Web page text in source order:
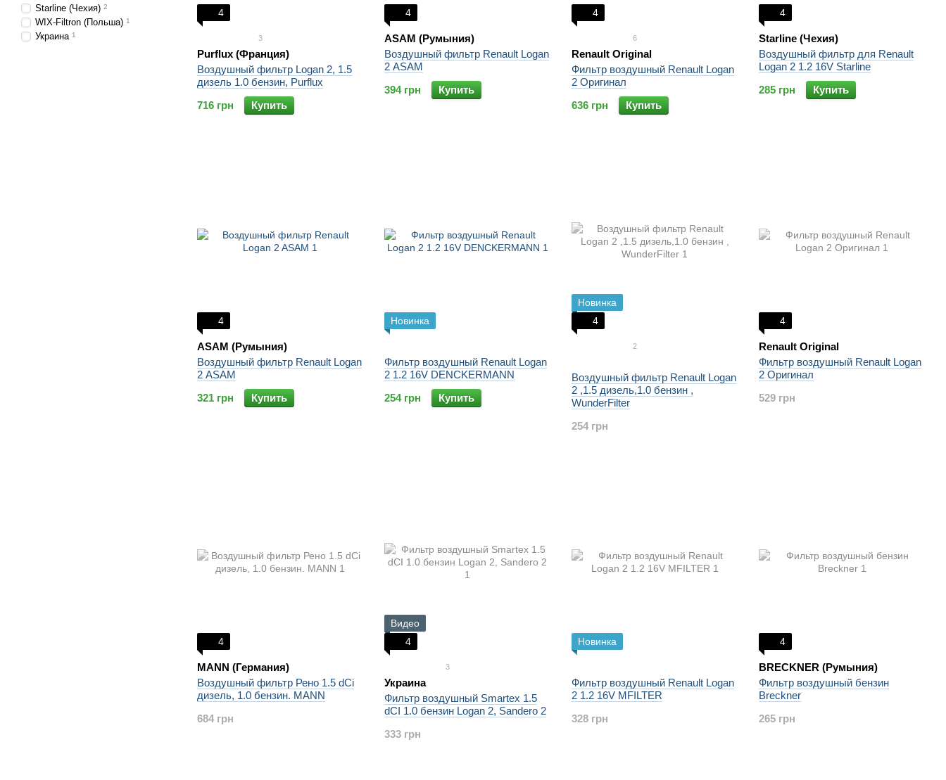
4
3
Purflux (Франция)
Воздушный фильтр Logan 2, 1.5
дизель 1.0 бензин, Purflux
716 грн
Купить
4
ASAM (Румыния)
Воздушный фильтр Renault Logan
2 ASAM
394 грн
Купить
4
6
Renault Original
Фильтр воздушный Renault Logan
2 Оригинал
636 грн
Купить
4
Starline (Чехия)
Воздушный фильтр для Renault
Logan 2 1.2 16V Starline
285 грн
Купить
4
ASAM (Румыния)
Воздушный фильтр Renault Logan
2 ASAM
321 грн
Купить
Новинка
Фильтр воздушный Renault Logan
2 1.2 16V DENCKERMANN
254 грн
Купить
Новинка
4
2
Воздушный фильтр Renault Logan
2 ,1.5 дизель,1.0 бензин ,
WunderFilter
254 грн
4
Renault Original
Фильтр воздушный Renault Logan
2 Оригинал
529 грн
4
MANN (Германия)
Воздушный фильтр Рено 1.5 dCi
дизель, 1.0 бензин. MANN
684 грн
Видео
4
3
Украина
Фильтр воздушный Smartex 1.5
dCI 1.0 бензин Logan 2, Sandero 2
333 грн
Новинка
Фильтр воздушный Renault Logan
2 1.2 16V MFILTER
328 грн
4
BRECKNER (Румыния)
Фильтр воздушный бензин
Breckner
265 грн
Starline (Чехия) 2
WIX-Filtron (Польша) 1
Украина 1